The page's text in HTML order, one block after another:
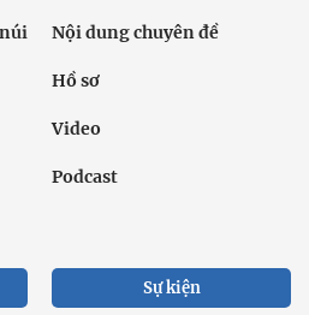
Nội dung chuyên đề
Hồ sơ
Video
Podcast
Sự kiện